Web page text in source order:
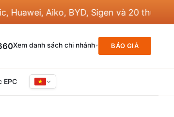
Aiko, BYD, Sigen và 20 thương hiệu
Xem danh sách chi nhánh BÁO GIÁ
EPC